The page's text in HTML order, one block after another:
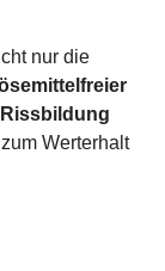
nur die
Werterhalt